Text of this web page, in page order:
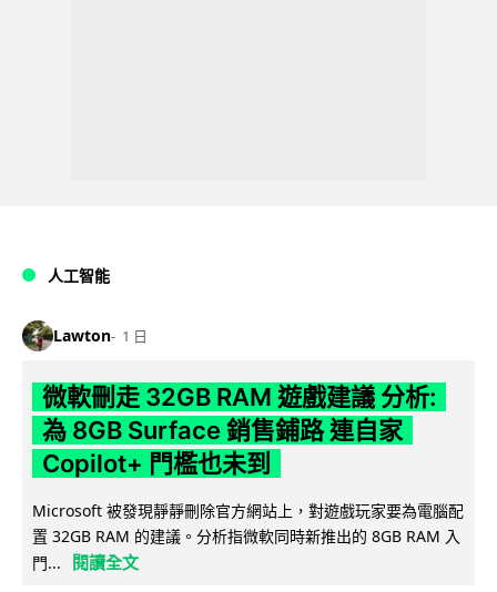
人工智能
Lawton 1 日
微軟刪走 32GB RAM 遊戲建議 分析:
為 8GB Surface 銷售鋪路 連自家
Copilot+ 門檻也未到
Microsoft 被發現靜靜刪除官方網站上，對遊戲玩家要為電腦配
置 32GB RAM 的建議。分析指微軟同時新推出的 8GB RAM 入
門...
閱讀全文